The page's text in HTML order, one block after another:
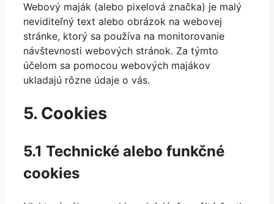
Webový maják (alebo pixelová značka) je malý
neviditeľný text alebo obrázok na webovej
stránke, ktorý sa používa na monitorovanie
návštevnosti webových stránok. Za týmto
účelom sa pomocou webových majákov
ukladajú rôzne údaje o vás.
5. Cookies
5.1 Technické alebo funkčné
cookies